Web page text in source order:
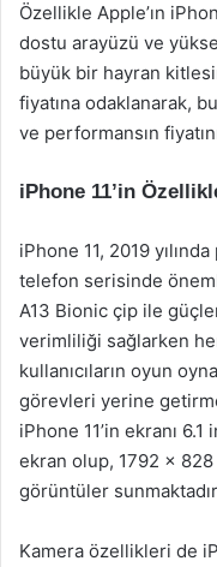
Özellikle Apple’ın
dostu arayüzü ve
büyük bir hayran
fiyatına odaklanarak,
ve performansın
iPhone 11’in
iPhone 11, 2019
telefon serisinde
A13 Bionic çip ile
verimliliği sağlarken
kullanıcıların oyun
görevleri yerine
iPhone 11’in ekranı
ekran olup, 1792 x
görüntüler
Kamera özellikleri de